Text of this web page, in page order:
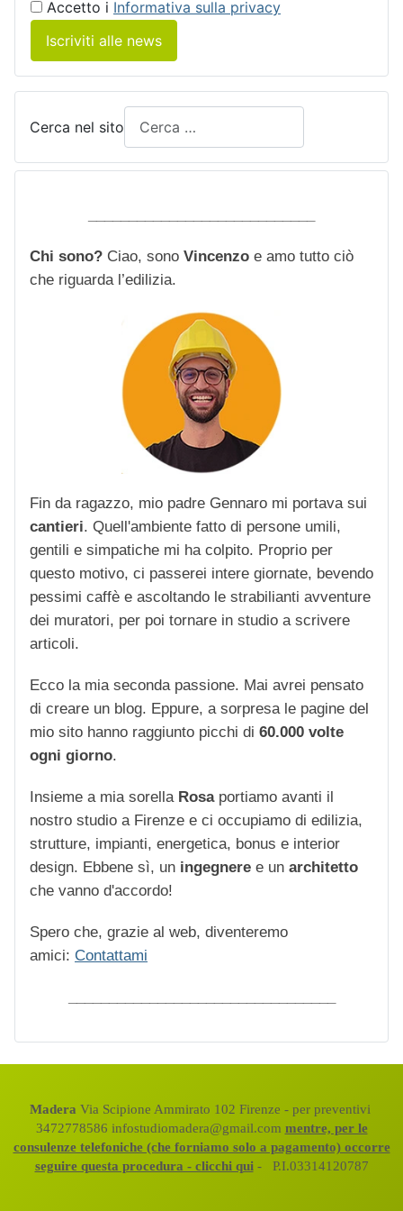
Accetto i Informativa sulla privacy
Iscriviti alle news
Cerca nel sito
Chi sono? Ciao, sono Vincenzo e amo tutto ciò
che riguarda l’edilizia.
Fin da ragazzo, mio padre Gennaro mi portava sui
cantieri. Quell'ambiente fatto di persone umili,
gentili e simpatiche mi ha colpito. Proprio per
questo motivo, ci passerei intere giornate, bevendo
pessimi caffè e ascoltando le strabilianti avventure
dei muratori, per poi tornare in studio a scrivere
articoli.
Ecco la mia seconda passione. Mai avrei pensato
di creare un blog. Eppure, a sorpresa le pagine del
mio sito hanno raggiunto picchi di 60.000 volte
ogni giorno.
Insieme a mia sorella Rosaportiamo avanti il
nostro studio a Firenze e ci occupiamo di edilizia,
strutture, impianti, energetica, bonus e interior
design. Ebbene sì, un ingegnere e un architetto
che vanno d'accordo!
Spero che, grazie al web, diventeremo
amici: Contattami
Madera Via Scipione Ammirato 102 Firenze - per preventivi
3472778586 infostudiomadera@gmail.com mentre, per le
consulenze telefoniche (che forniamo solo a pagamento) occorre
seguire questa procedura - clicchi qui - P.I.03314120787